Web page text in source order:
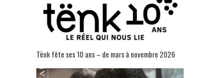
Tënk fête ses 10 ans – de mars à novembre 2026